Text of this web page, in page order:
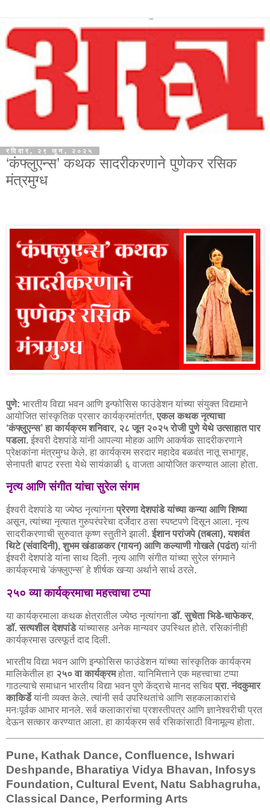
रविवार, २९ जून, २०२५
‘कंफ्लुएन्स’ कथक सादरीकरणाने पुणेकर रसिक
मंत्रमुग्ध
पुणे: भारतीय विद्या भवन आणि इन्फोसिस फाउंडेशन यांच्या संयुक्त विद्यमाने
आयोजित सांस्कृतिक प्रसार कार्यक्रमांतर्गत,एकल कथक नृत्याचा
‘कंफ्लुएन्स’ हा कार्यक्रम शनिवार, २८ जून २०२५ रोजी पुणे येथे उत्साहात पार
पडला. ईश्वरी देशपांडे यांनी आपल्या मोहक आणि आकर्षक सादरीकरणाने
प्रेक्षकांना मंत्रमुग्ध केले. हा कार्यक्रम सरदार महादेव बळवंत नातू सभागृह,
सेनापती बापट रस्ता येथे सायंकाळी ६ वाजता आयोजित करण्यात आला होता.
नृत्य आणि संगीत यांचा सुरेल संगम
ईश्वरी देशपांडे या ज्येष्ठ नृत्यांगनाप्रेरणा देशपांडे यांच्या कन्या आणि शिष्या
असून, त्यांच्या नृत्यात गुरुपरंपरेचा दर्जेदार ठसा स्पष्टपणे दिसून आला. नृत्य
सादरीकरणाची सुरुवात कृष्ण स्तुतीने झाली.ईशान परांजपे (तबला), यशवंत
थिटे (संवादिनी), शुभम खंडाळकर (गायन) आणि कल्याणी गोखले (पढंत) यांनी
ईश्वरी देशपांडे यांना साथ दिली. नृत्य आणि संगीत यांच्या सुरेल संगमाने
कार्यक्रमाचे 'कंफ्लुएन्स' हे शीर्षक खऱ्या अर्थाने सार्थ ठरले.
२५० व्या कार्यक्रमाचा महत्त्वाचा टप्पा
या कार्यक्रमाला कथक क्षेत्रातील ज्येष्ठ नृत्यांगनाडॉ. सुचेता भिडे-चाफेकर,
डॉ. सत्यशील देशपांडेयांच्यासह अनेक मान्यवर उपस्थित होते. रसिकांनीही
कार्यक्रमास उत्स्फूर्त दाद दिली.
भारतीय विद्या भवन आणि इन्फोसिस फाउंडेशन यांच्या सांस्कृतिक कार्यक्रम
मालिकेतील हा २५० वा कार्यक्रमहोता. यानिमित्ताने एक महत्त्वाचा टप्पा
गाठल्याचे समाधान भारतीय विद्या भवन पुणे केंद्राचे मानद सचिवप्रा. नंदकुमार
काकिर्डेयांनी व्यक्त केले. त्यांनी सर्व उपस्थितांचे आणि सहकलाकारांचे
मनःपूर्वक आभार मानले. सर्व कलाकारांचा प्रशस्तीपत्र आणि ज्ञानेश्वरीची प्रत
देऊन सत्कार करण्यात आला. हा कार्यक्रम सर्व रसिकांसाठी विनामूल्य होता.
Pune, Kathak Dance, Confluence, Ishwari
Deshpande, Bharatiya Vidya Bhavan, Infosys
Foundation, Cultural Event, Natu Sabhagruha,
Classical Dance, Performing Arts